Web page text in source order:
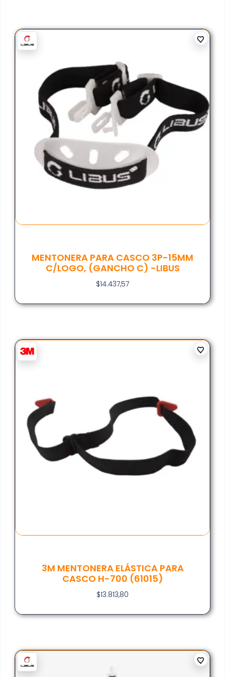
MENTONERA PARA CASCO 3P-15MM
C/LOGO, (GANCHO C) -LIBUS
$14.437,57
3M MENTONERA ELÁSTICA PARA
CASCO H-700 (61015)
$13.813,80